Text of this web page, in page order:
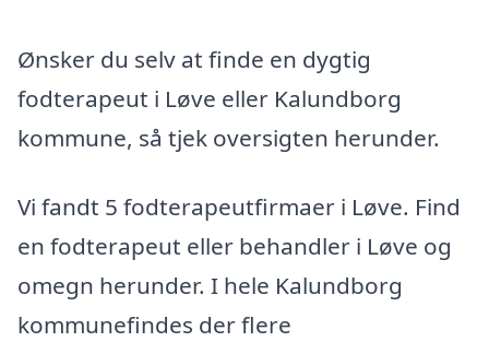
Ønsker du selv at finde en dygtig
fodterapeut i Løve eller Kalundborg
kommune, så tjek oversigten herunder.
Vi fandt 5 fodterapeutfirmaer i Løve. Find
en fodterapeut eller behandler i Løve og
omegn herunder. I hele Kalundborg
kommunefindes der flere